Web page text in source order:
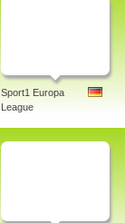
Sport1 Europa
League